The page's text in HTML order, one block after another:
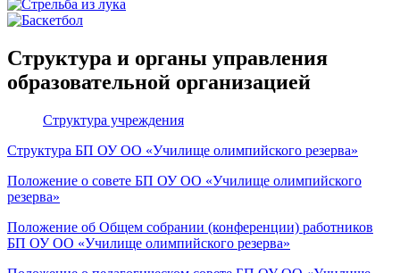
Структура и органы управления
образовательной организацией
Структура учреждения
Структура БП ОУ ОО «Училище олимпийского резерва»
Положение о совете БП ОУ ОО «Училище олимпийского
резерва»
Положение об Общем собрании (конференции) работников
БП ОУ ОО «Училище олимпийского резерва»